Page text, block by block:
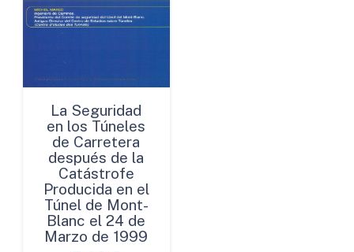
La Seguridad
en los Túneles
de Carretera
después de la
Catástrofe
Producida en el
Túnel de Mont-
Blanc el 24 de
Marzo de 1999